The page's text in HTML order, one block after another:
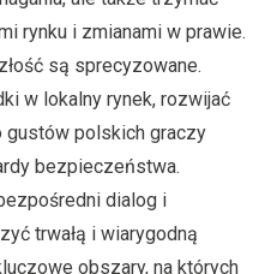
rynku i zmianami w prawie.
są sprecyzowane.
w lokalny rynek, rozwijać
gustów polskich graczy
bezpieczeństwa.
dialog i
trwałą i wiarygodną
obszary, na których